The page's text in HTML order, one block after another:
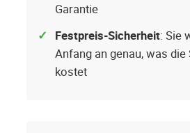
Garantie
Festpreis-Sicherheit: Sie
Anfang an genau, was die
kostet